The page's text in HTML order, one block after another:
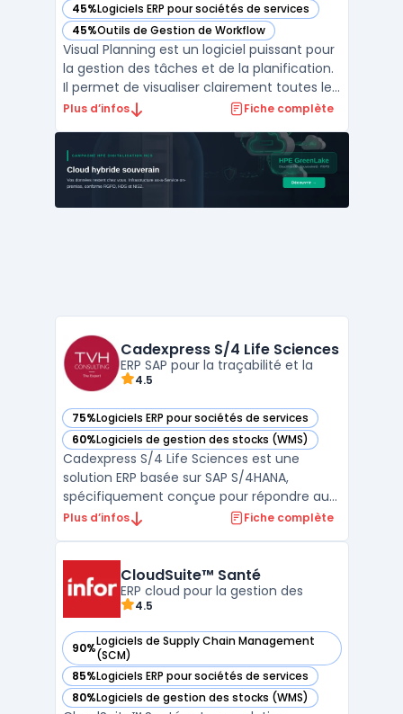
45%Logiciels ERP pour sociétés de services
— voir Visual Planning dans cette catégorie
45%Outils de Gestion de Workflow
— voir Visual Planning dans cette catégorie
Visual Planning est un logiciel puissant pour
la gestion des tâches et de la planification.
Il permet de visualiser clairement toutes les
activités quotidiennes d'une entreprise, afin
planification assure une gestion simplifi ...
Plus d’infos Fiche complète
Cadexpress S/4 Life Sciences
ERP SAP pour la traçabilité et la
4.5
75%Logiciels ERP pour sociétés de services
— voir Cadexpress S/4 Life Sciences dans cette catégorie
60%Logiciels de gestion des stocks (WMS)
— voir Cadexpress S/4 Life Sciences dans cette catégorie
Cadexpress S/4 Life Sciences est une
solution ERP basée sur SAP S/4HANA,
spécifiquement conçue pour répondre aux
besoins des entreprises du secteur des
biotechnologie. Ce logiciel offre une
approche intégrée pour g ...
Plus d’infos Fiche complète
CloudSuite™ Santé
ERP cloud pour la gestion des
4.5
90%Logiciels de Supply Chain Management
(SCM)
— voir CloudSuite™ Santé dans cette catégorie
85%Logiciels ERP pour sociétés de services
— voir CloudSuite™ Santé dans cette catégorie
80%Logiciels de gestion des stocks (WMS)
— voir CloudSuite™ Santé dans cette catégorie